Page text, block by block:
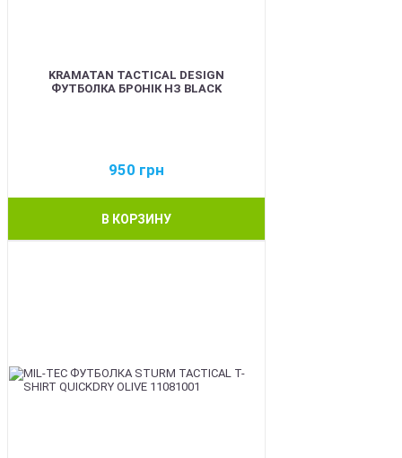
KRAMATAN TACTICAL DESIGN
ФУТБОЛКА БРОНІК НЗ BLACK
950 грн
В КОРЗИНУ